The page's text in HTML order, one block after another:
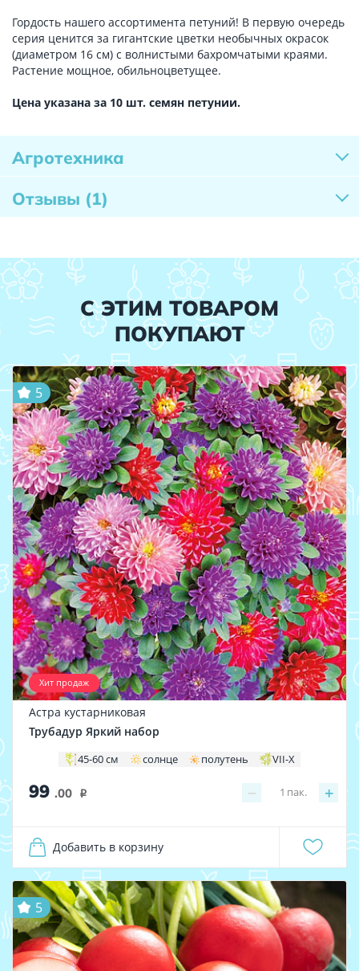
Гордость нашего ассортимента петуний! В первую очередь
серия ценится за гигантские цветки необычных окрасок
(диаметром 16 см) с волнистыми бахромчатыми краями.
Растение мощное, обильноцветущее.
Цена указана за 10 шт. семян петунии.
Агротехника
Отзывы (1)
С ЭТИМ ТОВАРОМ
ПОКУПАЮТ
Хит продаж
5
Астра кустарниковая
Трубадур Яркий набор
45-60 см солнце полутень VII-X
99 .00 i − +
1 пак.
Добавить в корзину
5